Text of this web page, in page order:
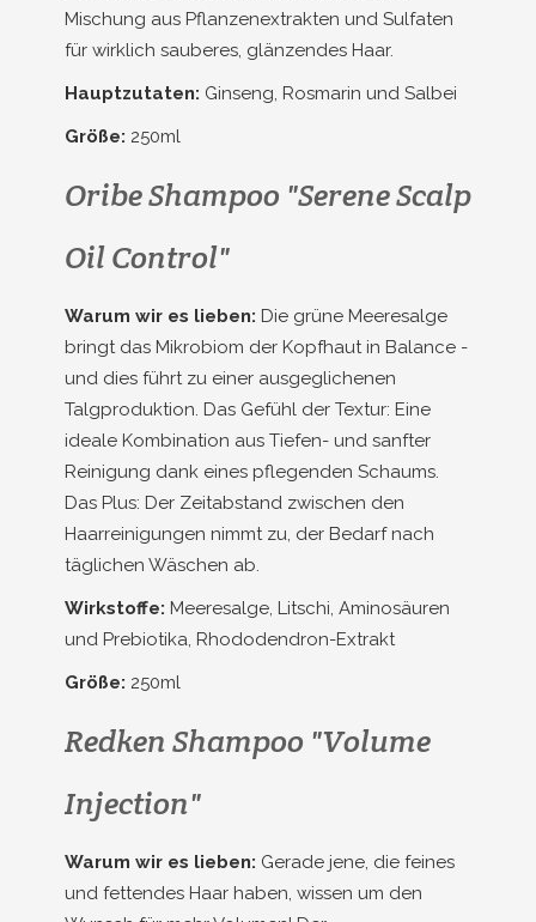
Mischung aus Pflanzenextrakten und Sulfaten
für wirklich sauberes, glänzendes Haar.
Hauptzutaten: Ginseng, Rosmarin und Salbei
Größe: 250ml
Oribe Shampoo "Serene Scalp
Oil Control"
Warum wir es lieben: Die grüne Meeresalge
bringt das Mikrobiom der Kopfhaut in Balance -
und dies führt zu einer ausgeglichenen
Talgproduktion. Das Gefühl der Textur: Eine
ideale Kombination aus Tiefen- und sanfter
Reinigung dank eines pflegenden Schaums.
Das Plus: Der Zeitabstand zwischen den
Haarreinigungen nimmt zu, der Bedarf nach
täglichen Wäschen ab.
Wirkstoffe: Meeresalge, Litschi, Aminosäuren
und Prebiotika, Rhododendron-Extrakt
Größe: 250ml
Redken Shampoo "Volume
Injection"
Warum wir es lieben: Gerade jene, die feines
und fettendes Haar haben, wissen um den